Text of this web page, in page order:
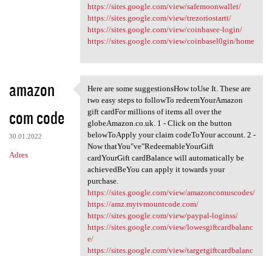
https://sites.google.com/view/safemoonwallet/
https://sites.google.com/view/trezoriostartt/
https://sites.google.com/view/coinbasee-login/
https://sites.google.com/view/coinbasel0gin/home
amazon
com code
30.01.2022
Adres
Here are some suggestionsHow
Here are some suggestionsHow toUse It. These are
two easy steps to followTo redeemYourAmazon
gift cardFor millions of items all over the
globeAmazon.co.uk. 1 - Click on the button
belowToApply your claim codeToYour account. 2 -
Now thatYou"ve"RedeemableYourGift
cardYourGift cardBalance will automatically be
achievedBeYou can apply it towards your
purchase.
https://sites.google.com/view/amazoncomuscodes/
https://amz.mytvmountcode.com/
https://sites.google.com/view/paypal-loginss/
https://sites.google.com/view/lowesgiftcardbalanc
e/
https://sites.google.com/view/targetgiftcardbalanc